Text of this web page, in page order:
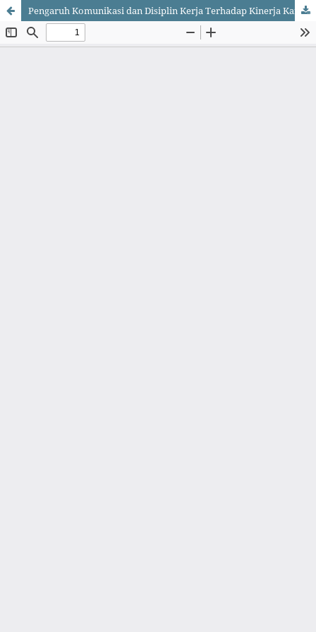
Pengaruh Komunikasi dan Disiplin Kerja Terhadap Kinerja Karyawan: Study Case Anigre Kitchen